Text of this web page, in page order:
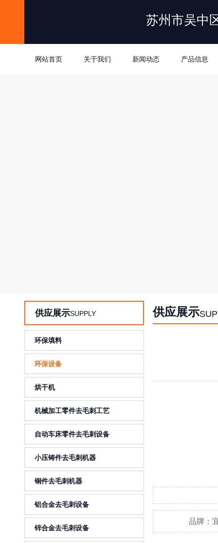
苏州市吴中
网站首页 关于我们 新闻动态 产品信息
供应展示SUPPLY
环保填料
环保设备
烘干机
机械加工零件去毛刺工艺
自动车床零件去毛刺设备
小压铸件去毛刺机器
铜件去毛刺机器
铝合金去毛刺设备
锌合金去毛刺设备
供应展示
品牌：